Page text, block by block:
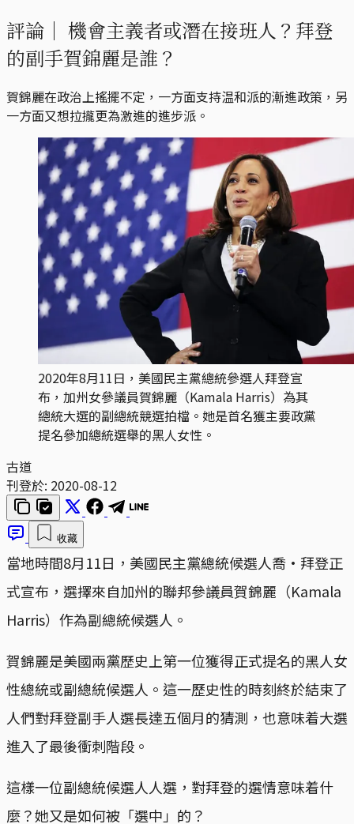
評論｜ 機會主義者或潛在接班人？拜登
的副手賀錦麗是誰？
賀錦麗在政治上搖擺不定，一方面支持温和派的漸進政策，另
一方面又想拉攏更為激進的進步派。
2020年8月11日，美國民主黨總統參選人拜登宣
布，加州女參議員賀錦麗（Kamala Harris）為其
總統大選的副總統競選拍檔。她是首名獲主要政黨
提名參加總統選舉的黑人女性。
古道
刊登於: 2020-08-12
收藏
當地時間8月11日，美國民主黨總統候選人喬·拜登正
式宣布，選擇來自加州的聯邦參議員賀錦麗（Kamala
Harris）作為副總統候選人。
賀錦麗是美國兩黨歷史上第一位獲得正式提名的黑人女
性總統或副總統候選人。這一歷史性的時刻終於結束了
人們對拜登副手人選長達五個月的猜測，也意味着大選
進入了最後衝刺階段。
這樣一位副總統候選人人選，對拜登的選情意味着什
麼？她又是如何被「選中」的？